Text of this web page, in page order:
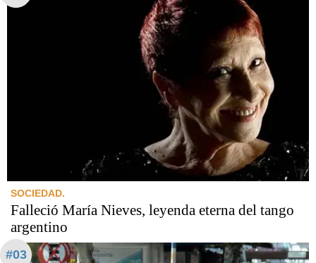
SOCIEDAD.
Falleció María Nieves, leyenda eterna del tango
argentino
#03